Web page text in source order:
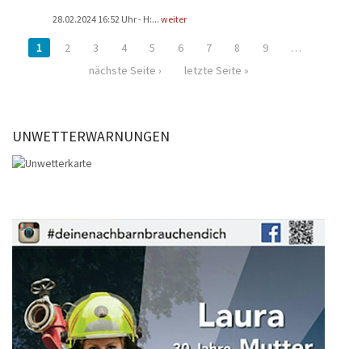
28.02.2024 16:52 Uhr - H:... weiter
1 2 3 4 5 6 7 8 9
…
nächste Seite ›
letzte Seite »
UNWETTERWARNUNGEN